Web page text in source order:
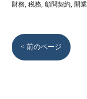
財務 税務 顧問契約 開業
< 前のページ